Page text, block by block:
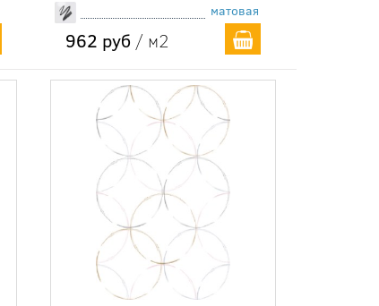
матовая
962 руб / м2